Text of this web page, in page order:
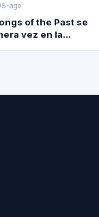
ago
of the Past se
vez en la